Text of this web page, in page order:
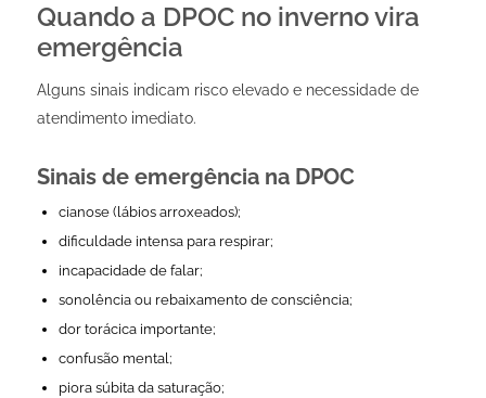
Quando a DPOC no inverno vira
emergência
Alguns sinais indicam risco elevado e necessidade de
atendimento imediato.
Sinais de emergência na DPOC
cianose (lábios arroxeados);
dificuldade intensa para respirar;
incapacidade de falar;
sonolência ou rebaixamento de consciência;
dor torácica importante;
confusão mental;
piora súbita da saturação;